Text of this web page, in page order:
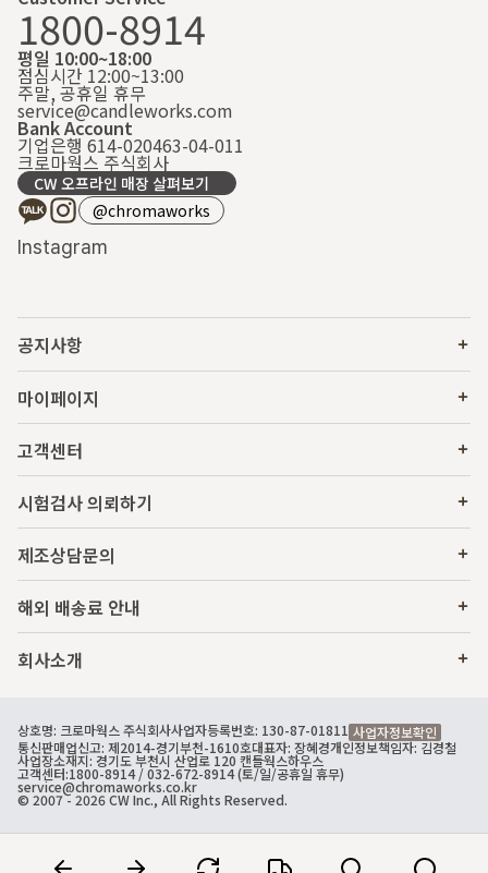
1800-8914
평일 10:00~18:00
점심시간 12:00~13:00
주말, 공휴일 휴무
service@candleworks.com
Bank Account
기업은행 614-020463-04-011
크로마웍스 주식회사
CW 오프라인 매장 살펴보기
@chromaworks
Instagram
공지사항
마이페이지
고객센터
시험검사 의뢰하기
제조상담문의
해외 배송료 안내
회사소개
상호명: 크로마웍스 주식회사사업자등록번호: 130-87-01811 사업자정보확인
통신판매업신고: 제2014-경기부천-1610호대표자: 장혜경개인정보책임자: 김경철
사업장소재지: 경기도 부천시 산업로 120 캔들웍스하우스
고객센터:1800-8914/ 032-672-8914 (토/일/공휴일 휴무)
service@chromaworks.co.kr
© 2007 - 2026 CW Inc., All Rights Reserved.